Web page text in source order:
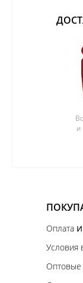
и
Оплата и
Условия